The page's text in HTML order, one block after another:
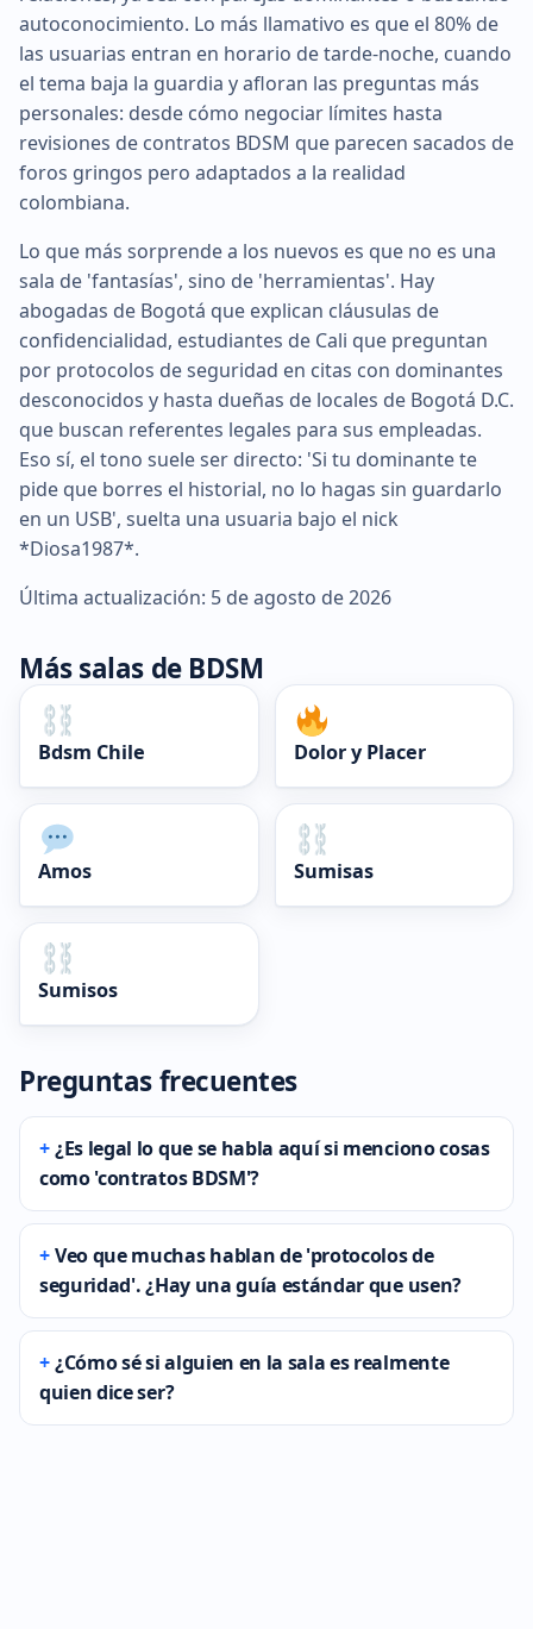
autoconocimiento. Lo más llamativo es que el 80% de
las usuarias entran en horario de tarde-noche, cuando
el tema baja la guardia y afloran las preguntas más
personales: desde cómo negociar límites hasta
revisiones de contratos BDSM que parecen sacados de
foros gringos pero adaptados a la realidad
colombiana.
Lo que más sorprende a los nuevos es que no es una
sala de 'fantasías', sino de 'herramientas'. Hay
abogadas de Bogotá que explican cláusulas de
confidencialidad, estudiantes de Cali que preguntan
por protocolos de seguridad en citas con dominantes
desconocidos y hasta dueñas de locales de Bogotá D.C.
que buscan referentes legales para sus empleadas.
Eso sí, el tono suele ser directo: 'Si tu dominante te
pide que borres el historial, no lo hagas sin guardarlo
en un USB', suelta una usuaria bajo el nick
*Diosa1987*.
Última actualización: 5 de agosto de 2026
Más salas de BDSM
Bdsm Chile Dolor y Placer
Amos Sumisas
Sumisos
Preguntas frecuentes
¿Es legal lo que se habla aquí si menciono cosas
como 'contratos BDSM'?
Veo que muchas hablan de 'protocolos de
seguridad'. ¿Hay una guía estándar que usen?
¿Cómo sé si alguien en la sala es realmente
quien dice ser?